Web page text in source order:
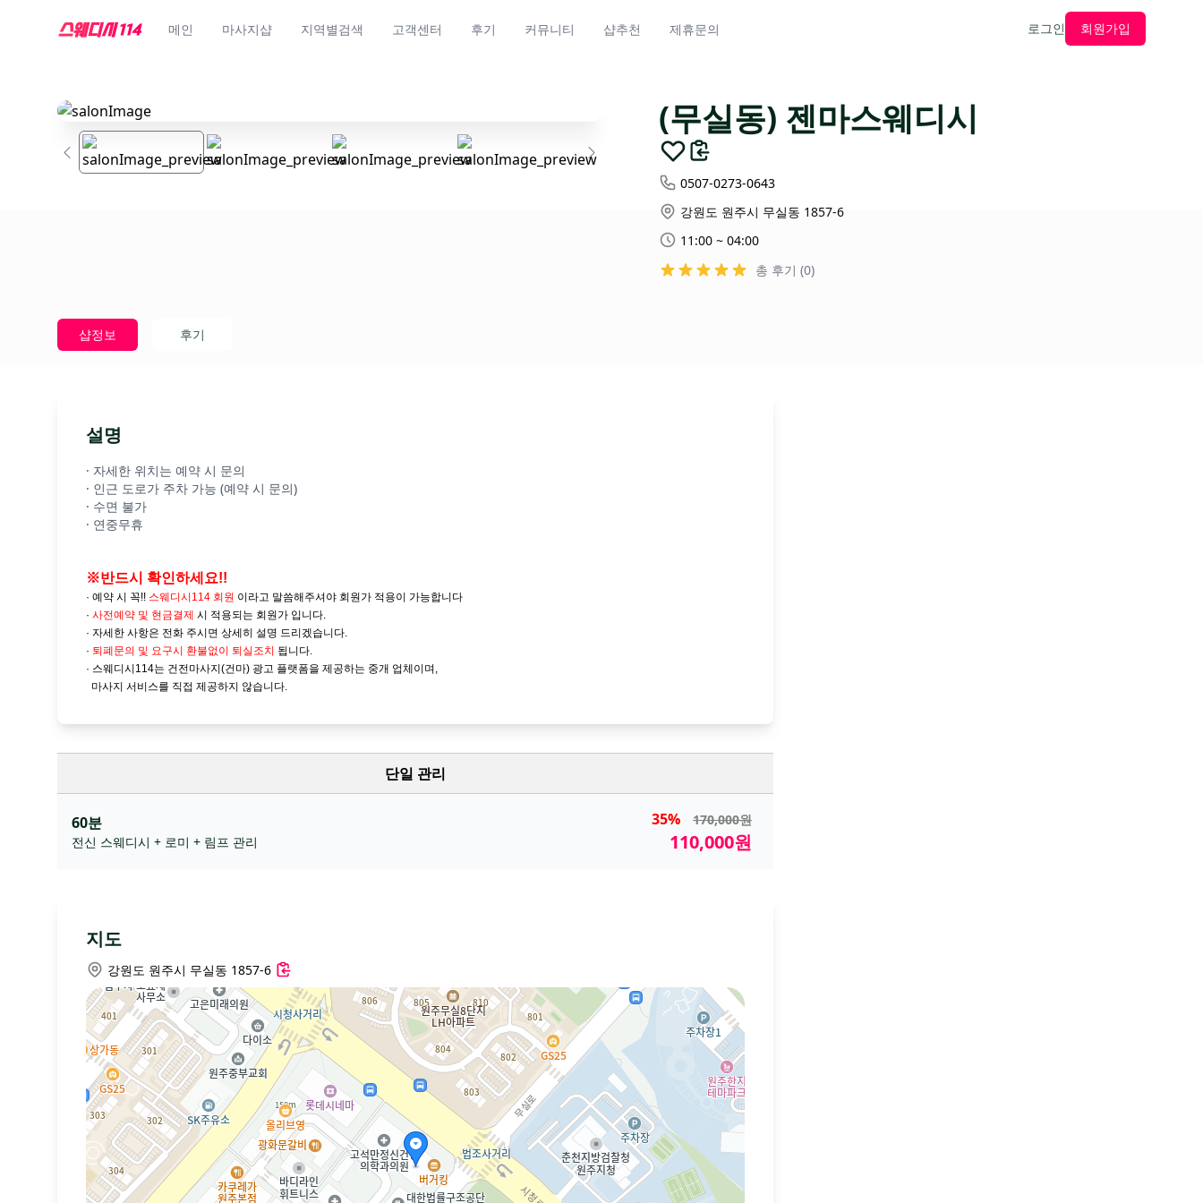
메인 마사지샵 지역별검색 고객센터 후기 커뮤니티 샵추천 제휴문의 로그인 회원가입
(무실동) 젠마스웨디시
0507-0273-0643
강원도 원주시 무실동 1857-6
11:00 ~ 04:00
총 후기 (0)
샵정보 후기
설명
· 자세한 위치는 예약 시 문의
· 인근 도로가 주차 가능 (예약 시 문의)
· 수면 불가
· 연중무휴
※반드시 확인하세요!!
· 예약 시 꼭!! 스웨디시114 회원 이라고 말씀해주셔야 회원가 적용이 가능합니다
· 사전예약 및 현금결제 시 적용되는 회원가 입니다.
· 자세한 사항은 전화 주시면 상세히 설명 드리겠습니다.
· 퇴폐문의 및 요구시 환불없이 퇴실조치 됩니다.
· 스웨디시114는 건전마사지(건마) 광고 플랫폼을 제공하는 중개 업체이며,
마사지 서비스를 직접 제공하지 않습니다.
단일 관리
60분
전신 스웨디시 + 로미 + 림프 관리
35% 170,000원
110,000원
지도
강원도 원주시 무실동 1857-6